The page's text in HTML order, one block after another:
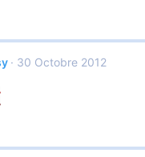
30 Octobre 2012